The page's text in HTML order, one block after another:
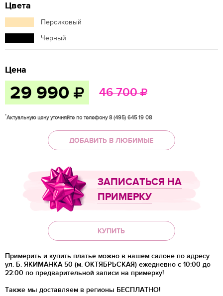
Цвета
Персиковый
Черный
Цена
29 990 46 700
*Актуальную цену уточняйте по телефону 8 (495) 645 19 08
ДОБАВИТЬ В ЛЮБИМЫЕ
ЗАПИСАТЬСЯ НА
ПРИМЕРКУ
КУПИТЬ
Примерить и купить платье можно в нашем салоне по адресу
ул. Б. ЯКИМАНКА 50 (м. ОКТЯБРЬСКАЯ) ежедневно с 10:00 до
22:00 по предварительной записи на примерку!
Также мы доставляем в регионы БЕСПЛАТНО!